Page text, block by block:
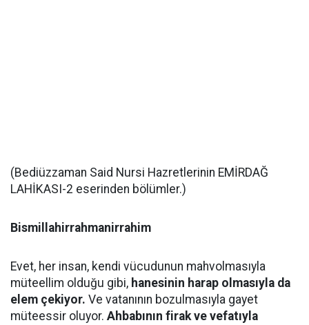
(Bediüzzaman Said Nursi Hazretlerinin EMİRDAĞ
LAHİKASI-2 eserinden bölümler.)
Bismillahirrahmanirrahim
Evet, her insan, kendi vücudunun mahvolmasıyla
müteellim olduğu gibi, hanesinin harap olmasıyla da
elem çekiyor. Ve vatanının bozulmasıyla gayet
müteessir oluyor. Ahbabının firak ve vefatıyla